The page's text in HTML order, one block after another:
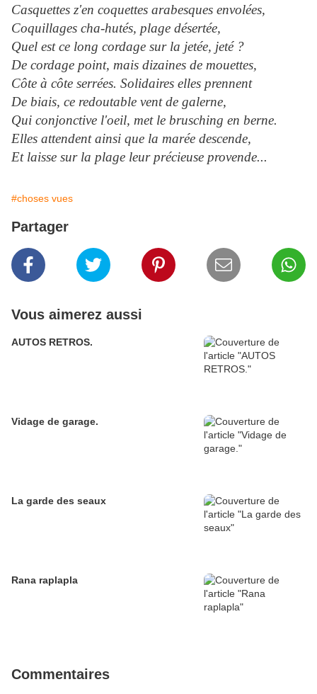
Casquettes z'en coquettes arabesques envolées,
Coquillages cha-hutés, plage désertée,
Quel est ce long cordage sur la jetée, jeté ?
De cordage point, mais dizaines de mouettes,
Côte à côte serrées. Solidaires elles prennent
De biais, ce redoutable vent de galerne,
Qui conjonctive l'oeil, met le brusching en berne.
Elles attendent ainsi que la marée descende,
Et laisse sur la plage leur précieuse provende...
#choses vues
Partager
Vous aimerez aussi
AUTOS RETROS.
Vidage de garage.
La garde des seaux
Rana raplapla
Commentaires